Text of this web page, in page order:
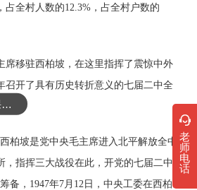
占全村人数的12.3%，占全村户数的
席移驻西柏坡，在这里指挥了震惊中外
召开了具有历史转折意义的七届二中全
柏坡是党中央毛主席进入北平解放全中
，指挥三大战役在此，开党的七届二中
备，1947年7月12日，中央工委在西柏
老
师
电
话